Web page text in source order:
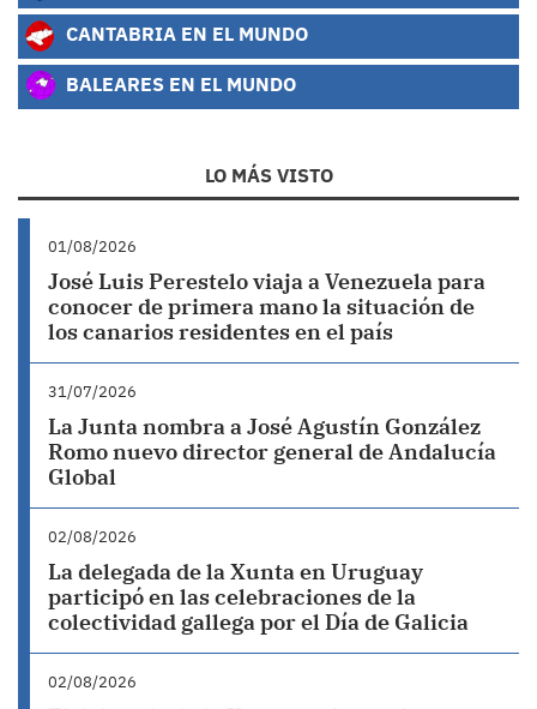
CANTABRIA EN EL MUNDO
BALEARES EN EL MUNDO
LO MÁS VISTO
01/08/2026
José Luis Perestelo viaja a Venezuela para
conocer de primera mano la situación de
los canarios residentes en el país
31/07/2026
La Junta nombra a José Agustín González
Romo nuevo director general de Andalucía
Global
02/08/2026
La delegada de la Xunta en Uruguay
participó en las celebraciones de la
colectividad gallega por el Día de Galicia
02/08/2026